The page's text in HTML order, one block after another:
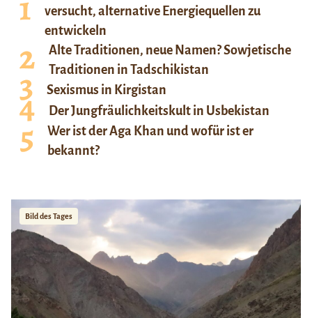
versucht, alternative Energiequellen zu
entwickeln
Alte Traditionen, neue Namen? Sowjetische
Traditionen in Tadschikistan
Sexismus in Kirgistan
Der Jungfräulichkeitskult in Usbekistan
Wer ist der Aga Khan und wofür ist er
bekannt?
Bild des Tages